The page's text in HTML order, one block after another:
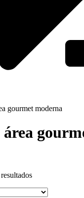
gourmet moderna
área